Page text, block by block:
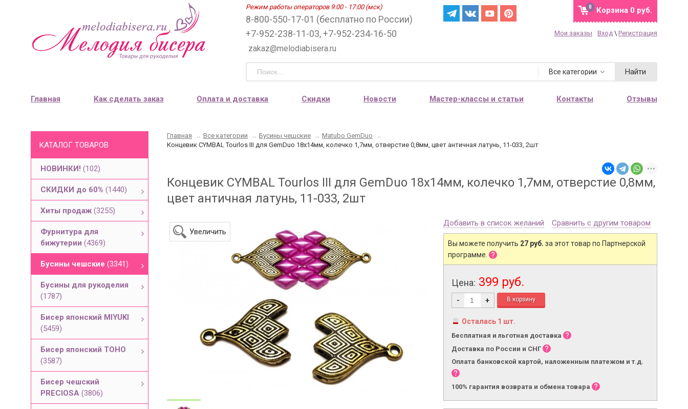
Режим работы операторов 9:00 - 17:00 (мск)
8-800-550-17-01 (бесплатно по России)
+7-952-238-11-03, +7-952-234-16-50
zakaz@melodiabisera.ru
Корзина 0 руб.
0
Мои заказы Вход \ Регистрация
Все категории Найти
Главная Как сделать заказ Оплата и доставка Скидки Новости Мастер-классы и статьи Контакты Отзывы
КАТАЛОГ ТОВАРОВ
НОВИНКИ! (102)
СКИДКИ до 60% (1440)
Хиты продаж (3255)
Фурнитура для
бижутерии (4369)
Бусины чешские (3341)
Бусины для рукоделия
(1787)
Бисер японский MIYUKI
(5459)
Бисер японский TOHO
(3587)
Бисер чешский
PRECIOSA (3806)
Главная → Все категории → Бусины чешские → Matubo GemDuo
→
Концевик CYMBAL Tourlos III для GemDuo 18х14мм, колечко 1,7мм, отверстие 0,8мм, цвет античная латунь, 11-033, 2шт
Концевик CYMBAL Tourlos III для GemDuo 18х14мм, колечко 1,7мм, отверстие 0,8мм,
цвет античная латунь, 11-033, 2шт
Увеличить
Добавить в список желаний Сравнить с другим товаром
Вы можете получить 27 руб. за этот товар по Партнерской
программе.
Цена: 399 руб.
- +
Осталась 1 шт.
Бесплатная и льготная доставка
Доставка по России и СНГ
Оплата банковской картой, наложенным платежом и т.д.
100% гарантия возврата и обмена товара